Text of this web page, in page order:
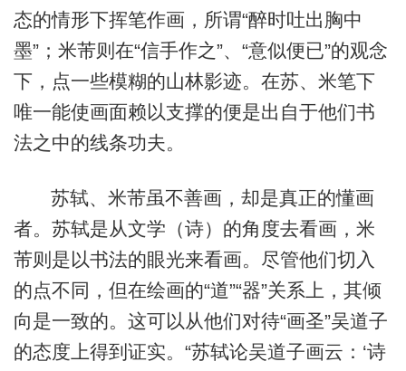
态的情形下挥笔作画，所谓“醉时吐出胸中
墨”；米芾则在“信手作之”、“意似便已”的观念
下，点一些模糊的山林影迹。在苏、米笔下
唯一能使画面赖以支撑的便是出自于他们书
法之中的线条功夫。
苏轼、米芾虽不善画，却是真正的懂画
者。苏轼是从文学（诗）的角度去看画，米
芾则是以书法的眼光来看画。尽管他们切入
的点不同，但在绘画的“道”“器”关系上，其倾
向是一致的。这可以从他们对待“画圣”吴道子
的态度上得到证实。“苏轼论吴道子画云：‘诗